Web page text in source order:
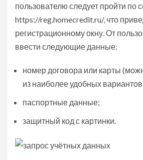
пользователю следует пройти по
https://reg.homecredit.ru/, что
регистрационному окну. От
ввести следующие данные:
номер договора или карты
из наиболее удобных
паспортные данные;
защитный код с картинки.